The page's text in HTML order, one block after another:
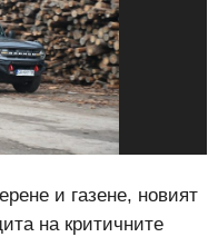
и газене, новият
на критичните